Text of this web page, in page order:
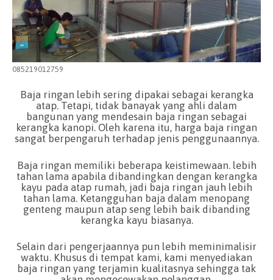
085219012759
Baja ringan lebih sering dipakai sebagai kerangka
atap. Tetapi, tidak banayak yang ahli dalam
bangunan yang mendesain baja ringan sebagai
kerangka kanopi. Oleh karena itu, harga baja ringan
sangat berpengaruh terhadap jenis penggunaannya.
Baja ringan memiliki beberapa keistimewaan. lebih
tahan lama apabila dibandingkan dengan kerangka
kayu pada atap rumah, jadi baja ringan jauh lebih
tahan lama. Ketangguhan baja dalam menopang
genteng maupun atap seng lebih baik dibanding
kerangka kayu biasanya.
Selain dari pengerjaannya pun lebih meminimalisir
waktu. Khusus di tempat kami, kami menyediakan
baja ringan yang terjamin kualitasnya sehingga tak